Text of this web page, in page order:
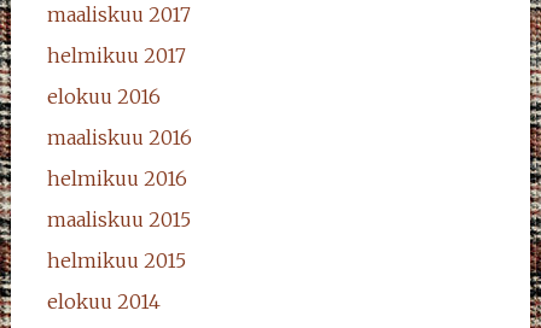
maaliskuu 2017
helmikuu 2017
elokuu 2016
maaliskuu 2016
helmikuu 2016
maaliskuu 2015
helmikuu 2015
elokuu 2014